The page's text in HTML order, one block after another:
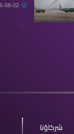
...
شركاؤنا